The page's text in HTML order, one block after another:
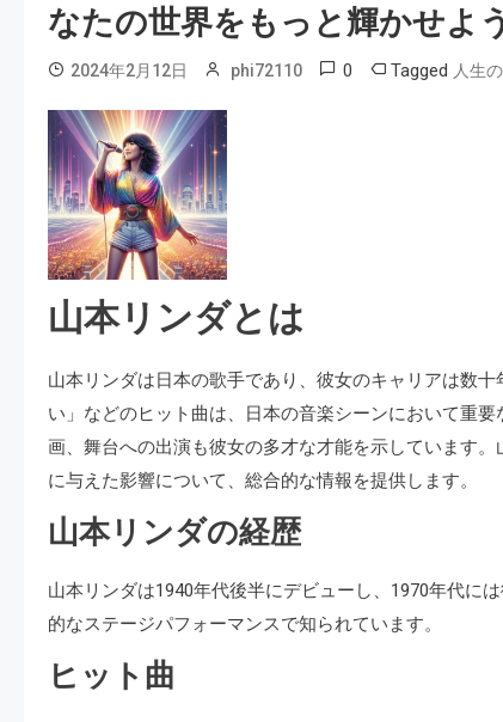
なたの世界をもっと輝かせよ
2024年2月12日 phi72110 0 Tagged 人生
山本リンダとは
山本リンダは日本の歌手であり、彼女のキャリアは数
い」などのヒット曲は、日本の音楽シーンにおいて重
画、舞台への出演も彼女の多才な才能を示しています
に与えた影響について、総合的な情報を提供します。
山本リンダの経歴
山本リンダは1940年代後半にデビューし、1970年代に
的なステージパフォーマンスで知られています。
ヒット曲